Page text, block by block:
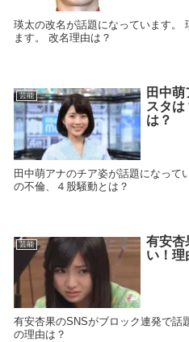
瑛太の改名が話題になっています。
ます。 改名理由は？
芸能
田中
スタは
は？
田中萌アナのチア姿が話題になって
の不倫、４股騒動とは？
芸能
有安杏
い！理
有安杏果のSNSがブロック連発で話
の理由は？